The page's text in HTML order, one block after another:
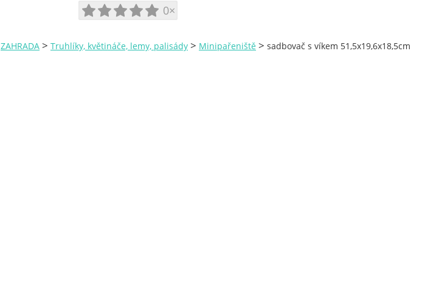
0×
ZAHRADA > Truhlíky, květináče, lemy, palisády > Minipařeniště > sadbovač s víkem 51,5x19,6x18,5cm